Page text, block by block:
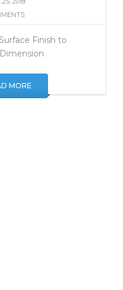
2018
Finish to